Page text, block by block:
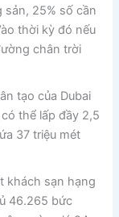
25% số cần
thời kỳ đó nếu
chân trời
tạo của Dubai
thể lấp đầy 2,5
37 triệu mét
khách sạn hạng
46.265 bức